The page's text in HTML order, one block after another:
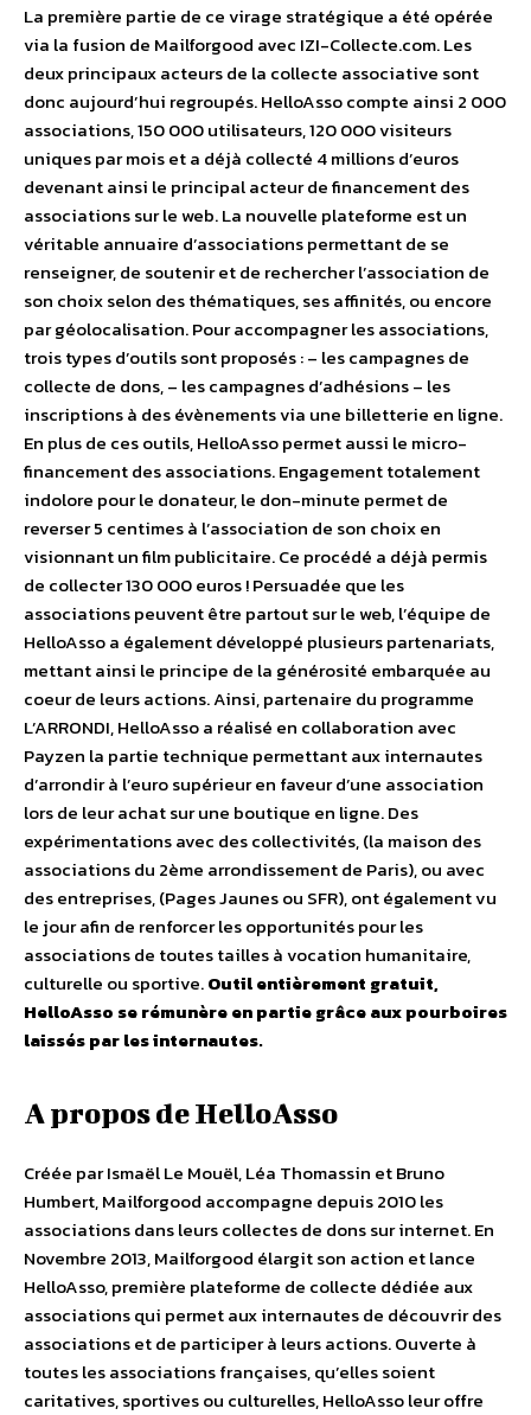
La première partie de ce virage stratégique a été opérée
via la fusion de Mailforgood avec IZI-Collecte.com. Les
deux principaux acteurs de la collecte associative sont
donc aujourd’hui regroupés. HelloAsso compte ainsi 2 000
associations, 150 000 utilisateurs, 120 000 visiteurs
uniques par mois et a déjà collecté 4 millions d’euros
devenant ainsi le principal acteur de financement des
associations sur le web. La nouvelle plateforme est un
véritable annuaire d’associations permettant de se
renseigner, de soutenir et de rechercher l’association de
son choix selon des thématiques, ses affinités, ou encore
par géolocalisation. Pour accompagner les associations,
trois types d’outils sont proposés : – les campagnes de
collecte de dons, – les campagnes d’adhésions – les
inscriptions à des évènements via une billetterie en ligne.
En plus de ces outils, HelloAsso permet aussi le micro-
financement des associations. Engagement totalement
indolore pour le donateur, le don-minute permet de
reverser 5 centimes à l’association de son choix en
visionnant un film publicitaire. Ce procédé a déjà permis
de collecter 130 000 euros ! Persuadée que les
associations peuvent être partout sur le web, l’équipe de
HelloAsso a également développé plusieurs partenariats,
mettant ainsi le principe de la générosité embarquée au
coeur de leurs actions. Ainsi, partenaire du programme
L’ARRONDI, HelloAsso a réalisé en collaboration avec
Payzen la partie technique permettant aux internautes
d’arrondir à l’euro supérieur en faveur d’une association
lors de leur achat sur une boutique en ligne. Des
expérimentations avec des collectivités, (la maison des
associations du 2ème arrondissement de Paris), ou avec
des entreprises, (Pages Jaunes ou SFR), ont également vu
le jour afin de renforcer les opportunités pour les
associations de toutes tailles à vocation humanitaire,
culturelle ou sportive.Outil entièrement gratuit,
HelloAsso se rémunère en partie grâce aux pourboires
laissés par les internautes.
A propos de HelloAsso
Créée par Ismaël Le Mouël, Léa Thomassin et Bruno
Humbert, Mailforgood accompagne depuis 2010 les
associations dans leurs collectes de dons sur internet. En
Novembre 2013, Mailforgood élargit son action et lance
HelloAsso, première plateforme de collecte dédiée aux
associations qui permet aux internautes de découvrir des
associations et de participer à leurs actions. Ouverte à
toutes les associations françaises, qu’elles soient
caritatives, sportives ou culturelles, HelloAsso leur offre